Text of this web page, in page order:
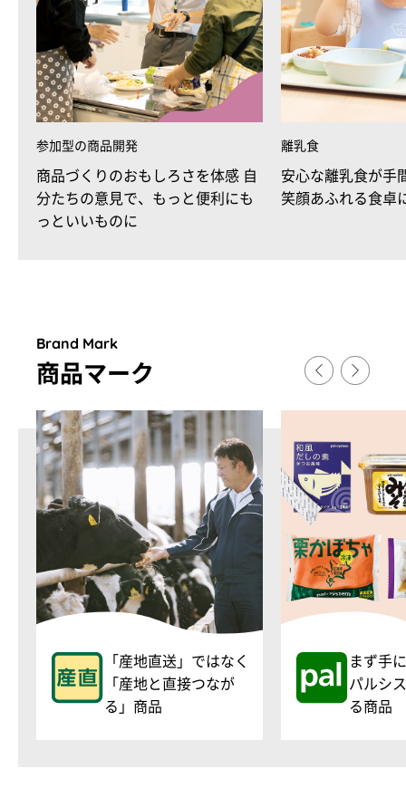
参加型の商品開発
商品づくりのおもしろさを体感 自
分たちの意見で、もっと便利にも
っといいものに
離乳食
安心な離乳食が手
笑顔あふれる食卓
Brand Mark
商品マーク
「産地直送」ではなく
「産地と直接つなが
る」商品
まず手
パルシ
る商品